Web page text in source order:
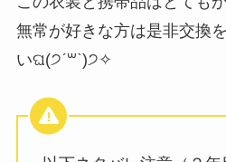
無常が好きな方は是非交換
いଘ(੭ˊ꒳​ˋ)੭✧